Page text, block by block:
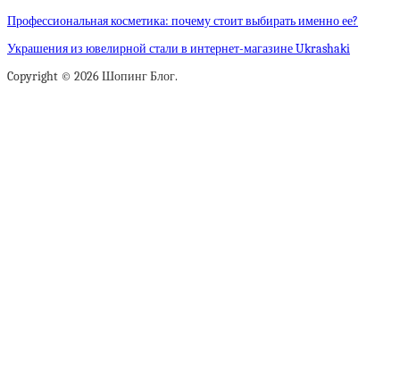
Профессиональная косметика: почему стоит выбирать именно ее?
Украшения из ювелирной стали в интернет-магазине Ukrashaki
Copyright © 2026 Шопинг Блог.